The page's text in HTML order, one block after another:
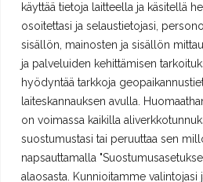
käyttää tietoja laitteella ja käsitellä
osoitettasi ja selaustietojasi,
sisällön, mainosten ja sisällön
ja palveluiden kehittämisen
hyödyntää tarkkoja
laiteskannauksen avulla.
on voimassa kaikilla
suostumustasi tai peruuttaa sen
napsauttamalla
alaosasta. Kunnioitamme
Ostoskori
Rekisteröityminen
Kilpailut ja säännöt
Yhteystiedot
Erä-Lindroos Oy
Mustamäenkatu 72
15610 Lahti